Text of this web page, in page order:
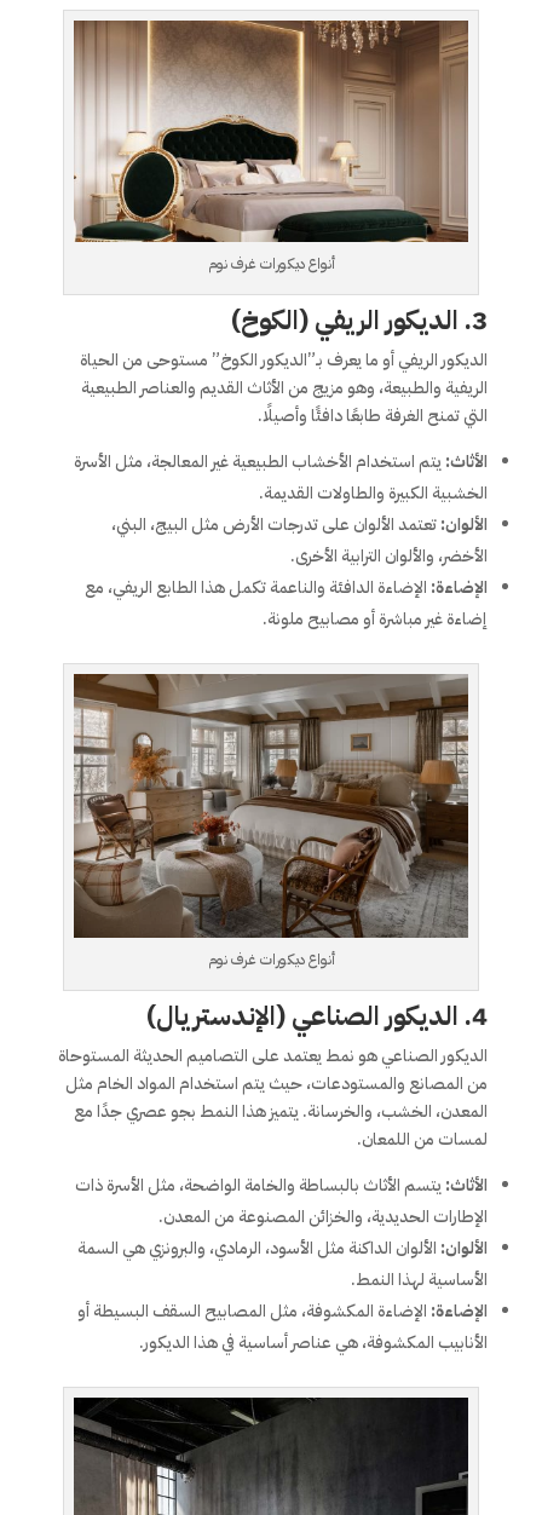
أنواع ديكورات غرف نوم
3. الديكور الريفي (الكوخ)
الديكور الريفي أو ما يعرف بـ”الديكور الكوخ” مستوحى من الحياة
الريفية والطبيعة، وهو مزيج من الأثاث القديم والعناصر الطبيعية
التي تمنح الغرفة طابعًا دافئًا وأصيلًا.
الأثاث: يتم استخدام الأخشاب الطبيعية غير المعالجة، مثل الأسرة
الخشبية الكبيرة والطاولات القديمة.
الألوان:تعتمد الألوان على تدرجات الأرض مثل البيج، البني،
الأخضر، والألوان الترابية الأخرى.
الإضاءة: الإضاءة الدافئة والناعمة تكمل هذا الطابع الريفي، مع
إضاءة غير مباشرة أو مصابيح ملونة.
أنواع ديكورات غرف نوم
4. الديكور الصناعي (الإندستريال)
الديكور الصناعي هو نمط يعتمد على التصاميم الحديثة المستوحاة
من المصانع والمستودعات، حيث يتم استخدام المواد الخام مثل
المعدن، الخشب، والخرسانة. يتميز هذا النمط بجو عصري جدًا مع
لمسات من اللمعان.
الأثاث: يتسم الأثاث بالبساطة والخامة الواضحة، مثل الأسرة ذات
الإطارات الحديدية، والخزائن المصنوعة من المعدن.
الألوان: الألوان الداكنة مثل الأسود، الرمادي، والبرونزي هي السمة
الأساسية لهذا النمط.
الإضاءة: الإضاءة المكشوفة، مثل المصابيح السقف البسيطة أو
الأنابيب المكشوفة، هي عناصر أساسية في هذا الديكور.